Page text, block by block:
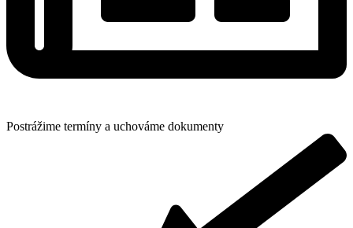
Postrážime termíny a uchováme dokumenty